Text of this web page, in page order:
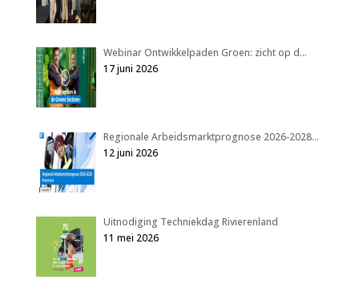
Webinar Ontwikkelpaden Groen: zicht op d…
17 juni 2026
Regionale Arbeidsmarktprognose 2026-2028…
12 juni 2026
Uitnodiging Techniekdag Rivierenland
11 mei 2026